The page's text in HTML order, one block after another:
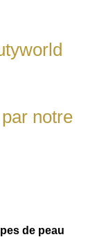
notre
de peau